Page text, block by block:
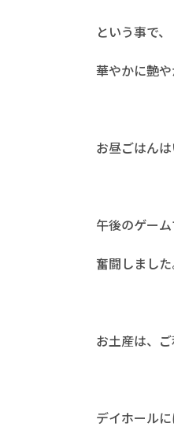
という事で、
華やかに艶
お昼ごはん
午後のゲー
奮闘しました
お土産は、
デイホール